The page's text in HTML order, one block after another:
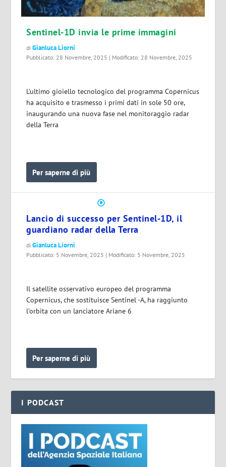
Sentinel-1D invia le prime immagini
diGianluca Liorni
Pubblicato: 28 Novembre, 2025 | Modificato: 28 Novembre, 2025
L’ultimo gioiello tecnologico del programma Copernicus
ha acquisito e trasmesso i primi dati in sole 50 ore,
inaugurando una nuova fase nel monitoraggio radar
della Terra
Per saperne di più
Lancio di successo per Sentinel‑1D, il
guardiano radar della Terra
diGianluca Liorni
Pubblicato: 5 Novembre, 2025 | Modificato: 5 Novembre, 2025
Il satellite osservativo europeo del programma
Copernicus, che sostituisce Sentinel -A, ha raggiunto
l’orbita con un lanciatore Ariane 6
Per saperne di più
I PODCAST